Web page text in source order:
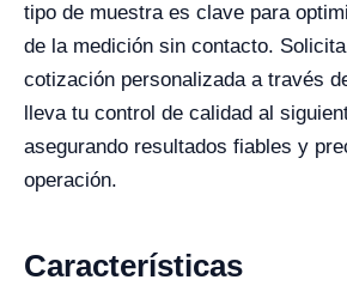
tipo de muestra es clave para
de la medición sin contacto.
cotización personalizada a través
lleva tu control de calidad al
asegurando resultados fiables y
operación.
Características